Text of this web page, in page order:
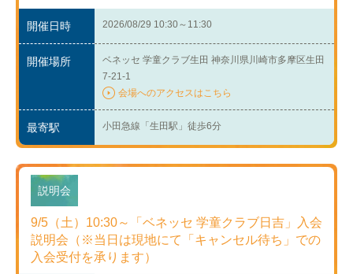
開催日時 2026/08/29 10:30～11:30
開催場所
ベネッセ 学童クラブ生田 神奈川県川崎市多摩区生田
7-21-1
会場へのアクセスはこちら
最寄駅 小田急線「生田駅」徒歩6分
説明会
9/5（土）10:30～「ベネッセ 学童クラブ日吉」入会
説明会（※当日は現地にて「キャンセル待ち」での
入会受付を承ります）